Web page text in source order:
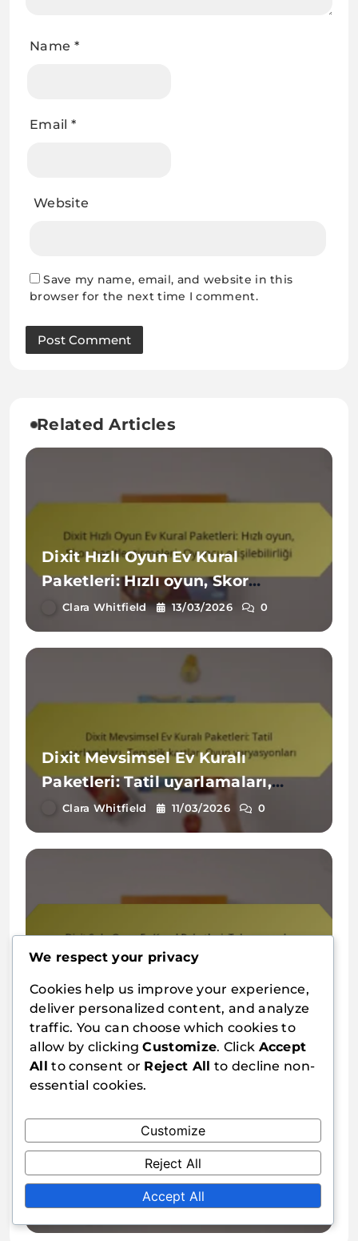
Name *
Email *
Website
Save my name, email, and website in this
browser for the next time I comment.
Related Articles
Dixit Hızlı Oyun Ev Kural
Paketleri: Hızlı oyun, Skor
basitleştirmeleri, Oyuncu
erişilebilirliği
Clara Whitfield 13/03/2026 0
Dixit Mevsimsel Ev Kuralı
Paketleri: Tatil uyarlamaları,
Tematik kartlar, Oyun
varyasyonları
Clara Whitfield 11/03/2026 0
Dixit Solo Oyun Ev Kural
Paketleri: Tek oyunculu
uyarlamalar, Kart zorlukları,
Oynanış seçenekleri
Clara Whitfield 11/03/2026 0
Dixit Aile Ev Kural Paketleri: Aile
dostu uyarlamalar, Oyuncu
dinamikleri, Puanlama
ayarlamaları
Clara Whitfield 09/03/2026 0
We respect your privacy
Cookies help us improve your experience,
deliver personalized content, and analyze
traffic. You can choose which cookies to
allow by clickingCustomize. Click Accept
All to consent or Reject All to decline non-
essential cookies.
Customize
Reject All
Accept All